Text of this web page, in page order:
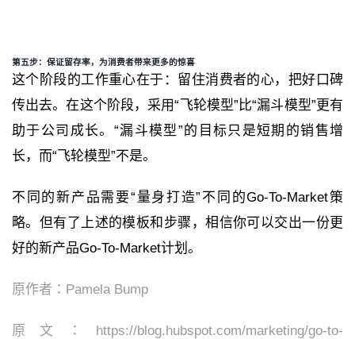
第五步：保证留存率，为消费者带来更多的惊喜
这个阶段的工作重心在于：留住消费者的心，把好口碑
传出去。在这个阶段，采用“飞轮模型” 比“漏斗模型”更有
助于公司成长。 “漏斗模型”的目标只是短期的销售增
长，而“飞轮模型”不是。
不同的新产品需要“量身打造” 不同的Go-To-Market策
略。但有了上述的模板和步骤，相信你可以交出一份更
好的新产品Go-To-Market计划。
原作者： Pamela Bump
原文 ： https://blog.hubspot.com/marketing/go-to-